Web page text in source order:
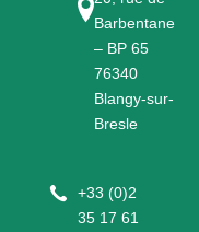
Barbentane
– BP 65
76340
Blangy-sur-
Bresle
+33 (0)2
35 17 61